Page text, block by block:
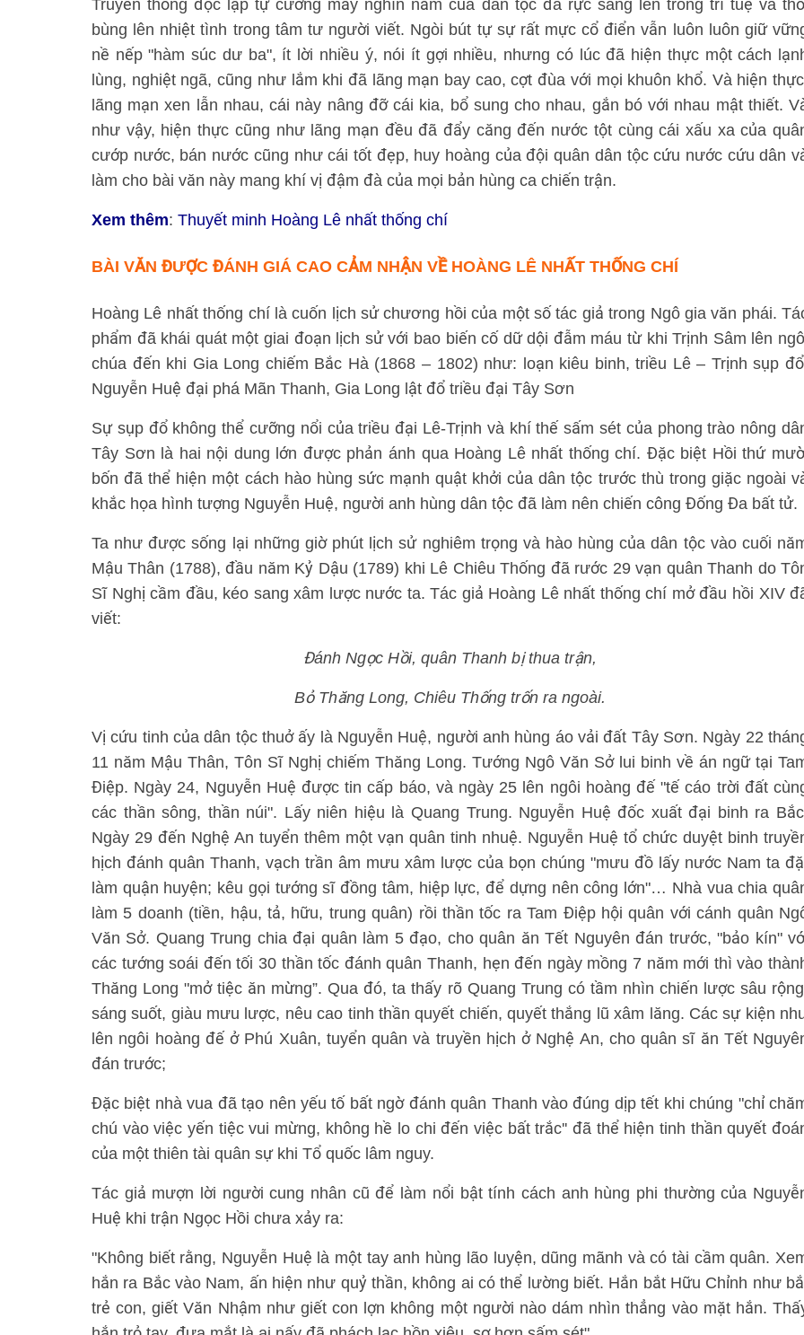
Truyền thống độc lập tự cường mấy nghìn năm của dân tộc đã rực sáng lên trong trí tuệ và
bùng lên nhiệt tình trong tâm tư người viết. Ngòi bút tự sự rất mực cổ điển vẫn luôn luôn giữ
nề nếp "hàm súc dư ba", ít lời nhiều ý, nói ít gợi nhiều, nhưng có lúc đã hiện thực một cách
lùng, nghiệt ngã, cũng như lắm khi đã lãng mạn bay cao, cợt đùa với mọi khuôn khổ. Và hiện
lãng mạn xen lẫn nhau, cái này nâng đỡ cái kia, bổ sung cho nhau, gắn bó với nhau mật thiết.
như vậy, hiện thực cũng như lãng mạn đều đã đẩy căng đến nước tột cùng cái xấu xa của
cướp nước, bán nước cũng như cái tốt đẹp, huy hoàng của đội quân dân tộc cứu nước cứu dân
làm cho bài văn này mang khí vị đậm đà của mọi bản hùng ca chiến trận.
Xem thêm: Thuyết minh Hoàng Lê nhất thống chí
BÀI VĂN ĐƯỢC ĐÁNH GIÁ CAO CẢM NHẬN VỀ HOÀNG LÊ NHẤT THỐNG CHÍ
Hoàng Lê nhất thống chí là cuốn lịch sử chương hồi của một số tác giả trong Ngô gia văn phái.
phẩm đã khái quát một giai đoạn lịch sử với bao biến cố dữ dội đẫm máu từ khi Trịnh Sâm lên
chúa đến khi Gia Long chiếm Bắc Hà (1868 – 1802) như: loạn kiêu binh, triều Lê – Trịnh sụp
Nguyễn Huệ đại phá Mãn Thanh, Gia Long lật đổ triều đại Tây Sơn
Sự sụp đổ không thể cưỡng nổi của triều đại Lê-Trịnh và khí thế sấm sét của phong trào nông
Tây Sơn là hai nội dung lớn được phản ánh qua Hoàng Lê nhất thống chí. Đặc biệt Hồi thứ
bốn đã thể hiện một cách hào hùng sức mạnh quật khởi của dân tộc trước thù trong giặc ngoài
khắc họa hình tượng Nguyễn Huệ, người anh hùng dân tộc đã làm nên chiến công Đống Đa bất tử.
Ta như được sống lại những giờ phút lịch sử nghiêm trọng và hào hùng của dân tộc vào cuối
Mậu Thân (1788), đầu năm Kỷ Dậu (1789) khi Lê Chiêu Thống đã rước 29 vạn quân Thanh do
Sĩ Nghị cầm đầu, kéo sang xâm lược nước ta. Tác giả Hoàng Lê nhất thống chí mở đầu hồi XIV
viết:
Đánh Ngọc Hồi, quân Thanh bị thua trận,
Bỏ Thăng Long, Chiêu Thống trốn ra ngoài.
Vị cứu tinh của dân tộc thuở ấy là Nguyễn Huệ, người anh hùng áo vải đất Tây Sơn. Ngày 22
11 năm Mậu Thân, Tôn Sĩ Nghị chiếm Thăng Long. Tướng Ngô Văn Sở lui binh về án ngữ tại
Điệp. Ngày 24, Nguyễn Huệ được tin cấp báo, và ngày 25 lên ngôi hoàng đế "tế cáo trời đất
các thần sông, thần núi". Lấy niên hiệu là Quang Trung. Nguyễn Huệ đốc xuất đại binh ra
Ngày 29 đến Nghệ An tuyển thêm một vạn quân tinh nhuệ. Nguyễn Huệ tổ chức duyệt binh
hịch đánh quân Thanh, vạch trần âm mưu xâm lược của bọn chúng "mưu đồ lấy nước Nam ta
làm quận huyện; kêu gọi tướng sĩ đồng tâm, hiệp lực, để dựng nên công lớn"… Nhà vua chia
làm 5 doanh (tiền, hậu, tả, hữu, trung quân) rồi thần tốc ra Tam Điệp hội quân với cánh quân
Văn Sở. Quang Trung chia đại quân làm 5 đạo, cho quân ăn Tết Nguyên đán trước, "bảo kín"
các tướng soái đến tối 30 thần tốc đánh quân Thanh, hẹn đến ngày mồng 7 năm mới thì vào
Thăng Long "mở tiệc ăn mừng”. Qua đó, ta thấy rõ Quang Trung có tầm nhìn chiến lược sâu
sáng suốt, giàu mưu lược, nêu cao tinh thần quyết chiến, quyết thắng lũ xâm lăng. Các sự kiện
lên ngôi hoàng đế ở Phú Xuân, tuyển quân và truyền hịch ở Nghệ An, cho quân sĩ ăn Tết
đán trước;
Đặc biệt nhà vua đã tạo nên yếu tố bất ngờ đánh quân Thanh vào đúng dịp tết khi chúng "chỉ
chú vào việc yến tiệc vui mừng, không hề lo chi đến việc bất trắc'' đã thể hiện tinh thần quyết
của một thiên tài quân sự khi Tổ quốc lâm nguy.
Tác giả mượn lời người cung nhân cũ để làm nổi bật tính cách anh hùng phi thường của
Huệ khi trận Ngọc Hồi chưa xảy ra:
"Không biết rằng, Nguyễn Huệ là một tay anh hùng lão luyện, dũng mãnh và có tài cầm quân.
hắn ra Bắc vào Nam, ấn hiện như quỷ thần, không ai có thể lường biết. Hắn bắt Hữu Chỉnh như
trẻ con, giết Văn Nhậm như giết con lợn không một người nào dám nhìn thẳng vào mặt hắn.